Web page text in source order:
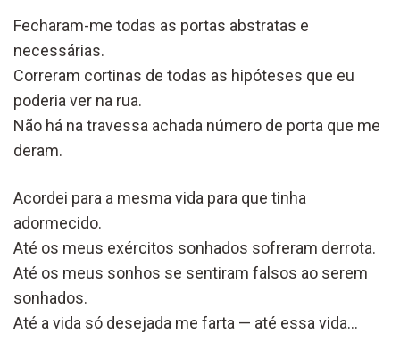
Fecharam-me todas as portas abstratas e
necessárias.
Correram cortinas de todas as hipóteses que eu
poderia ver na rua.
Não há na travessa achada número de porta que me
deram.
Acordei para a mesma vida para que tinha
adormecido.
Até os meus exércitos sonhados sofreram derrota.
Até os meus sonhos se sentiram falsos ao serem
sonhados.
Até a vida só desejada me farta — até essa vida…